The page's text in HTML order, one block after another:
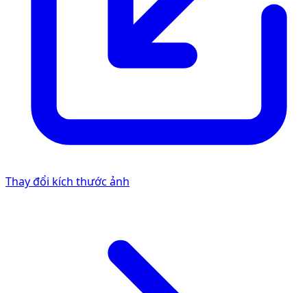
Thay đổi kích thước ảnh